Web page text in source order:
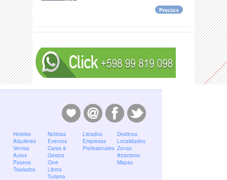
Precios
Hoteles
Alquileres
Ventas
Autos
Paseos
Traslados
Noticias
Eventos
Caras &
Gestos
Cine
Libros
Turismo
Listados
Empresas
Profesionales
Destinos
Localidades
Zonas
Atractivos
Mapas